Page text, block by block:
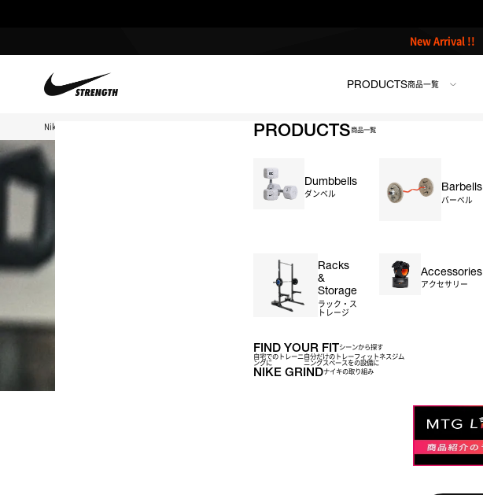
New Arrival !!
PRODUCTS商品一覧
PRODUCTS商品一覧
Dumbbells
ダンベル Barbells
バーベル
Racks
&
Storage
ラック・ス
トレージ
Accessories
アクセサリー
FIND YOUR FITシーンから探す
自宅でのトレーニ
ングに
自分だけのトレー
ニングスぺースを
フィットネスジム
の設備に
NIKE GRINDナイキの取り組み
Nike Strength TOP